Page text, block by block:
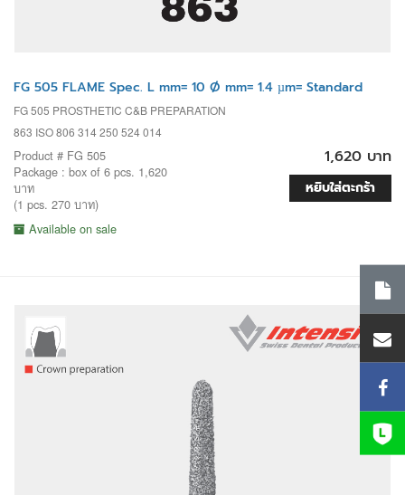
FG 505 FLAME Spec. L mm= 10 Ø mm= 1.4 µm= Standard
FG 505 PROSTHETIC C&B PREPARATION
863 ISO 806 314 250 524 014
Product # FG 505
Package : box of 6 pcs. 1,620
บาท
(1 pcs. 270 บาท)
Available on sale
1,620 บาท
หยิบใส่ตะกร้า